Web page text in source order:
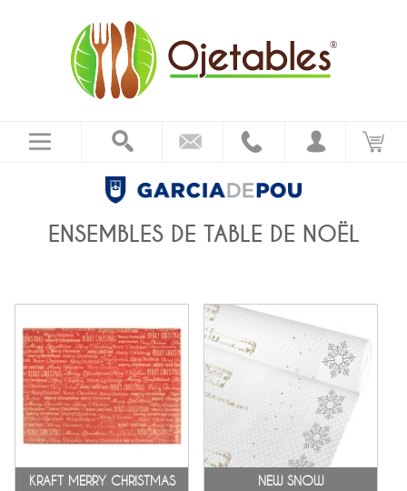
ENSEMBLES DE TABLE DE NOËL
KRAFT MERRY CHRISTMAS NEW SNOW